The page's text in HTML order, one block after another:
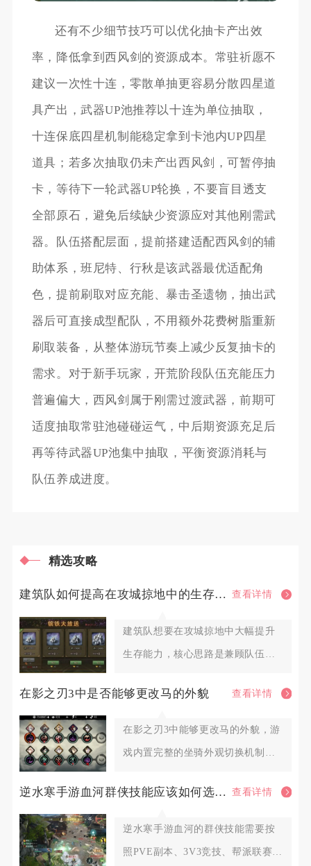
还有不少细节技巧可以优化抽卡产出效
率，降低拿到西风剑的资源成本。常驻祈愿不
建议一次性十连，零散单抽更容易分散四星道
具产出，武器UP池推荐以十连为单位抽取，
十连保底四星机制能稳定拿到卡池内UP四星
道具；若多次抽取仍未产出西风剑，可暂停抽
卡，等待下一轮武器UP轮换，不要盲目透支
全部原石，避免后续缺少资源应对其他刚需武
器。队伍搭配层面，提前搭建适配西风剑的辅
助体系，班尼特、行秋是该武器最优适配角
色，提前刷取对应充能、暴击圣遗物，抽出武
器后可直接成型配队，不用额外花费树脂重新
刷取装备，从整体游玩节奏上减少反复抽卡的
需求。对于新手玩家，开荒阶段队伍充能压力
普遍偏大，西风剑属于刚需过渡武器，前期可
适度抽取常驻池碰碰运气，中后期资源充足后
再等待武器UP池集中抽取，平衡资源消耗与
队伍养成进度。
精选攻略
建筑队如何提高在攻城掠地中的生存能力 查看详情
建筑队想要在攻城掠地中大幅提升
生存能力，核心思路是兼顾队伍基
在影之刃3中是否能够更改马的外貌 查看详情
在影之刃3中能够更改马的外貌，游
戏内置完整的坐骑外观切换机制，
逆水寒手游血河群侠技能应该如何选择调整 查看详情
逆水寒手游血河的群侠技能需要按
照PVE副本、3V3竞技、帮派联赛三